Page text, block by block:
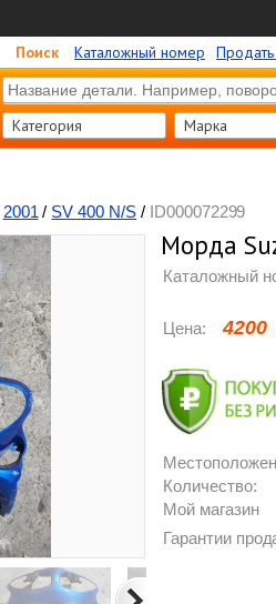
Поиск Каталожный номер Продать
Категория Марка
2001 / SV 400 N/S / ID000072299
Морда
Каталожный
Цена: 4200
Количество:
Мой магазин
Гарантии